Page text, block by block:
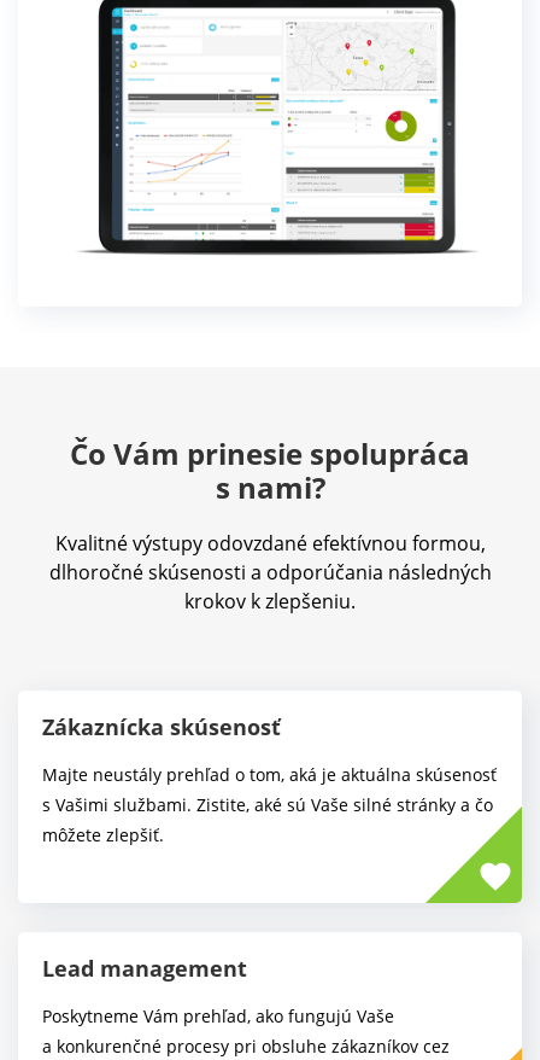
Čo Vám prinesie spolupráca
s nami?
Kvalitné výstupy odovzdané efektívnou formou,
dlhoročné skúsenosti a odporúčania následných
krokov k zlepšeniu.
Zákaznícka skúsenosť
Majte neustály prehľad o tom, aká je aktuálna skúsenosť
s Vašimi službami. Zistite, aké sú Vaše silné stránky a čo
môžete zlepšiť.
favorite
Lead management
Poskytneme Vám prehľad, ako fungujú Vaše
a konkurenčné procesy pri obsluhe zákazníkov cez